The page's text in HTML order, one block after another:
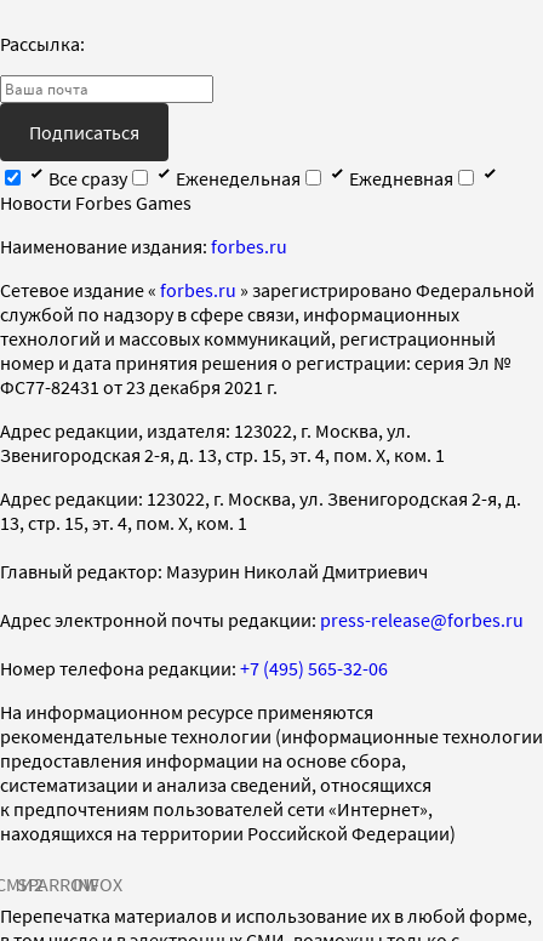
Рассылка:
Подписаться
Все сразу
Еженедельная
Ежедневная
Новости Forbes Games
Наименование издания: forbes.ru
Cетевое издание « forbes.ru » зарегистрировано Федеральной
службой по надзору в сфере связи, информационных
технологий и массовых коммуникаций, регистрационный
номер и дата принятия решения о регистрации: серия Эл №
ФС77-82431 от 23 декабря 2021 г.
Адрес редакции, издателя: 123022, г. Москва, ул.
Звенигородская 2-я, д. 13, стр. 15, эт. 4, пом. X, ком. 1
Адрес редакции: 123022, г. Москва, ул. Звенигородская 2-я, д.
13, стр. 15, эт. 4, пом. X, ком. 1
Главный редактор: Мазурин Николай Дмитриевич
Адрес электронной почты редакции: press-release@forbes.ru
Номер телефона редакции: +7 (495) 565-32-06
На информационном ресурсе применяются
рекомендательные технологии (информационные технологии
предоставления информации на основе сбора,
систематизации и анализа сведений, относящихся
к предпочтениям пользователей сети «Интернет»,
находящихся на территории Российской Федерации)
SPARROWINFOX
Перепечатка материалов и использование их в любой форме,